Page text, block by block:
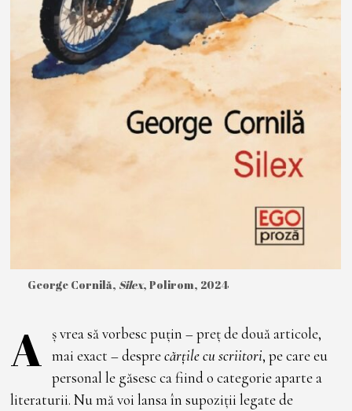
George Cornilă, Silex, Polirom, 2024
A
ș vrea să vorbesc puțin – preț de două articole,
mai exact – desprecărțile cu scriitori, pe care eu
personal le găsesc ca fiind o categorie aparte a
literaturii. Nu mă voi lansa în supoziții legate de